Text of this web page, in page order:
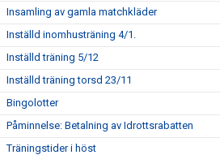
Insamling av gamla matchkläder
Inställd inomhusträning 4/1.
Inställd träning 5/12
Inställd träning torsd 23/11
Bingolotter
Påminnelse: Betalning av Idrottsrabatten
Träningstider i höst